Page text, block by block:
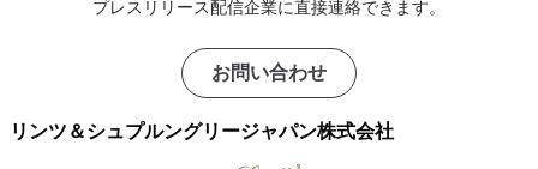
プレスリリース配信企業に直接連絡できます。
お問い合わせ
リンツ＆シュプルングリージャパン株式会社